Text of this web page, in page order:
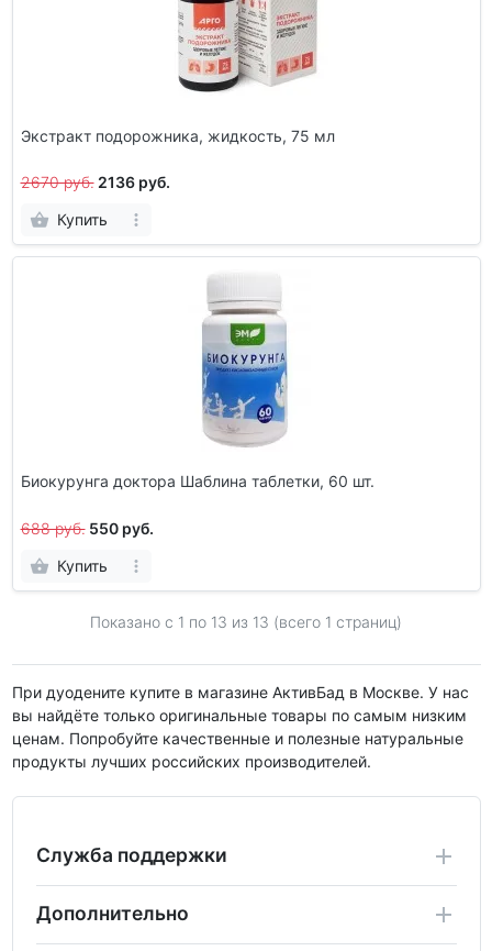
Экстракт подорожника, жидкость, 75 мл
2670 руб. 2136 руб.
Купить
Биокурунга доктора Шаблина таблетки, 60 шт.
688 руб. 550 руб.
Купить
Показано с 1 по 13 из 13 (всего 1 страниц)
При дуодените купите в магазине АктивБад в Москве. У нас
вы найдёте только оригинальные товары по самым низким
ценам. Попробуйте качественные и полезные натуральные
продукты лучших российских производителей.
Служба поддержки
Дополнительно